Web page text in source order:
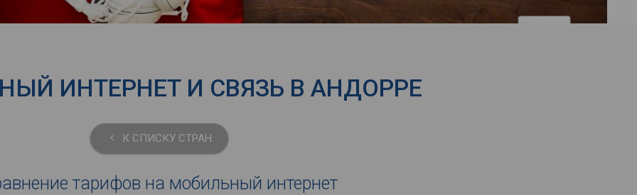
ИНТЕРНЕТ И СВЯЗЬ В АНДОРРЕ
keyboard_arrow_left К СПИСКУ СТРАН
тарифов на мобильный интернет